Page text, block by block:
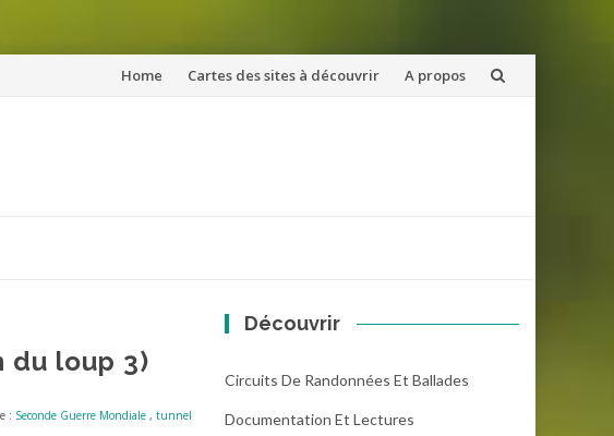
Aller
Home Cartes des sites à découvrir A propos
du loup 3)
: Seconde Guerre Mondiale , tunnel
Découvrir
Circuits De Randonnées Et Ballades
Documentation Et Lectures